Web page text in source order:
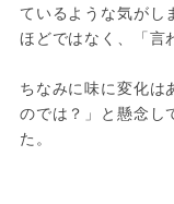
ているような気がし
ほどではなく、「言
ちなみに味に変化は
のでは？」と懸念し
た。